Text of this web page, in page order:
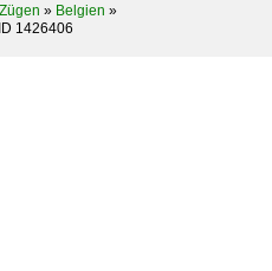
» Belgien »
ID 1426406